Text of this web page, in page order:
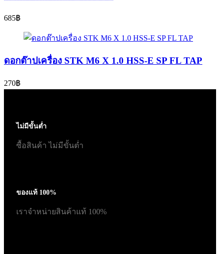
685฿
ดอกต๊าปเครื่อง STK M6 X 1.0 HSS-E SP FL TAP
270฿
ไม่มีขั้นต่ำ
ซื้อสินค้า ไม่มีขั้นต่ำ
ของแท้ 100%
เราจำหน่ายสินค้าแท้ 100%